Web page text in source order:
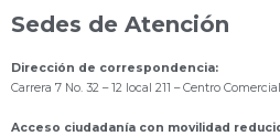
Sedes de Atención
Dirección de correspondencia:
Carrera 7 No. 32 – 12 local 211 – Centro
Acceso ciudadanía con movilidad